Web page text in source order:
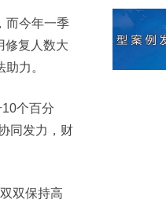
而今年一季
修复人数大
力。
个百分
同发力，财
双保持高